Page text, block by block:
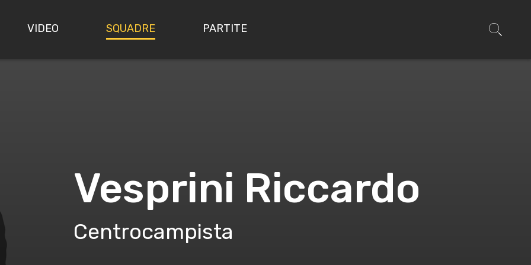
VIDEO SQUADRE PARTITE
Vesprini Riccardo
Centrocampista